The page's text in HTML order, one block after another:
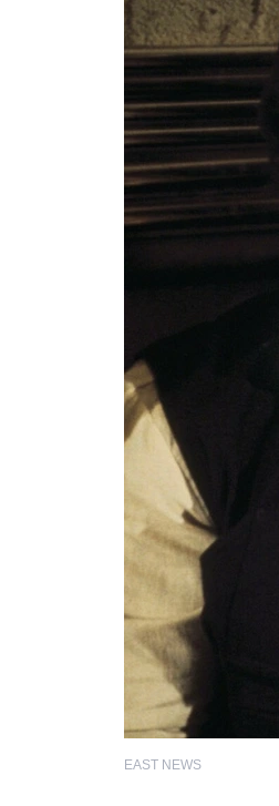
EAST NEWS